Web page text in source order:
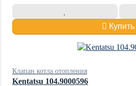
Купить
Клапан котла отопления
Kentatsu 104.9000596